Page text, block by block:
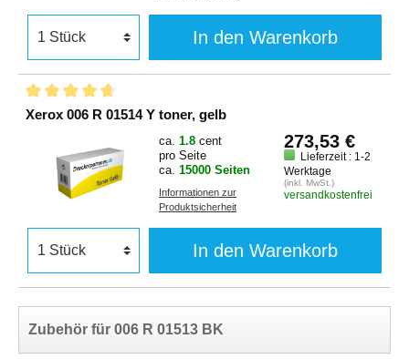
In den Warenkorb
Xerox 006 R 01514 Y toner, gelb
ca. 1.8 cent
pro Seite
ca. 15000 Seiten
Informationen zur
Produktsicherheit
273,53 €
Lieferzeit : 1-2
Werktage
(inkl. MwSt.)
versandkostenfrei
In den Warenkorb
Zubehör für 006 R 01513 BK